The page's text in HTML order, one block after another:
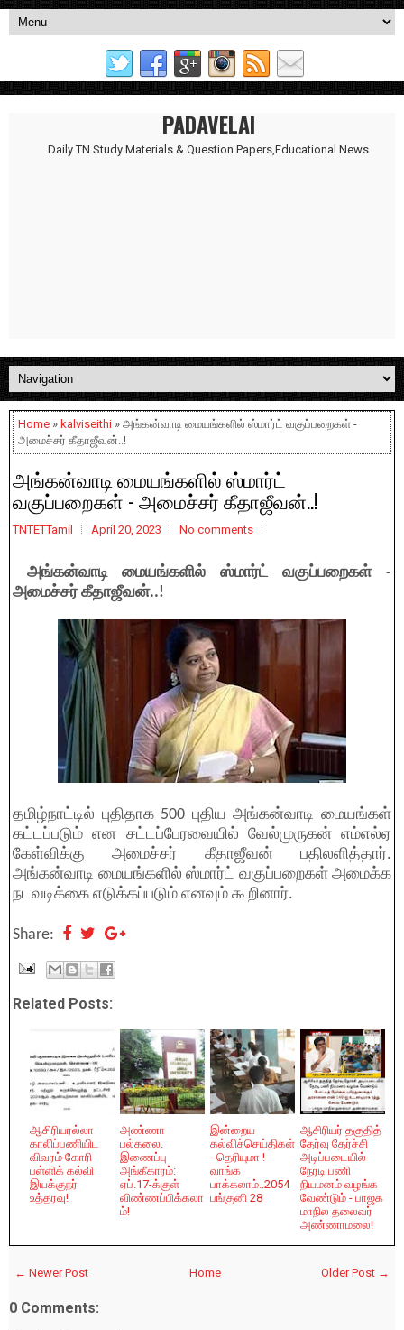
PADAVELAI
Daily TN Study Materials & Question Papers,Educational News
Home » kalviseithi » அங்கன்வாடி மையங்களில் ஸ்மார்ட் வகுப்பறைகள் -
அமைச்சர் கீதாஜீவன்..!
அங்கன்வாடி மையங்களில் ஸ்மார்ட்
வகுப்பறைகள் - அமைச்சர் கீதாஜீவன்..!
TNTETTamil April 20, 2023 No comments
அங்கன்வாடி மையங்களில் ஸ்மார்ட் வகுப்பறைகள் -
அமைச்சர் கீதாஜீவன்..!
தமிழ்நாட்டில் புதிதாக 500 புதிய அங்கன்வாடி மையங்கள்
கட்டப்படும் என சட்டப்பேரவையில் வேல்முருகன் எம்எல்ஏ
கேள்விக்கு அமைச்சர் கீதாஜீவன் பதிலளித்தார்.
அங்கன்வாடி மையங்களில் ஸ்மார்ட் வகுப்பறைகள் அமைக்க
நடவடிக்கை எடுக்கப்படும் எனவும் கூறினார்.
Share:
Related Posts:
ஆசிரியரல்லா
காலிப்பணியிட
விவரம் கோரி
பள்ளிக் கல்வி
இயக்குநர்
உத்தரவு!
அண்ணா
பல்கலை.
இணைப்பு
அங்கீகாரம்:
ஏப்.17-க்குள்
விண்ணப்பிக்கலா
ம்!
இன்றைய
கல்விச்செய்திகள்
- தெரியுமா !
வாங்க
பாக்கலாம்..2054
பங்குனி 28
ஆசிரியர் தகுதித்
தேர்வு தேர்ச்சி
அடிப்படையில்
நேரடி பணி
நியமனம் வழங்க
வேண்டும் - பாஜக
மாநில தலைவர்
அண்ணாமலை!
← Newer Post Older Post →
Home
0 Comments: